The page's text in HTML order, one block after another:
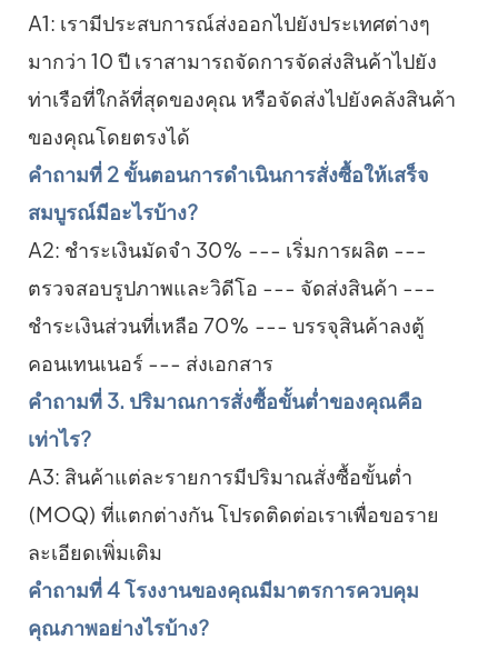
A1: เรามีประสบการณ์ส่งออกไปยังประเทศต่างๆ
มากว่า 10 ปี เราสามารถจัดการจัดส่งสินค้าไปยัง
ท่าเรือที่ใกล้ที่สุดของคุณ หรือจัดส่งไปยังคลังสินค้า
ของคุณโดยตรงได้
คำถามที่ 2 ขั้นตอนการดำเนินการสั่งซื้อให้เสร็จ
สมบูรณ์มีอะไรบ้าง?
A2: ชำระเงินมัดจำ 30% --- เริ่มการผลิต ---
ตรวจสอบรูปภาพและวิดีโอ --- จัดส่งสินค้า ---
ชำระเงินส่วนที่เหลือ 70% --- บรรจุสินค้าลงตู้
คอนเทนเนอร์ --- ส่งเอกสาร
คำถามที่ 3. ปริมาณการสั่งซื้อขั้นต่ำของคุณคือ
เท่าไร?
A3: สินค้าแต่ละรายการมีปริมาณสั่งซื้อขั้นต่ำ
(MOQ) ที่แตกต่างกัน โปรดติดต่อเราเพื่อขอราย
ละเอียดเพิ่มเติม
คำถามที่ 4 โรงงานของคุณมีมาตรการควบคุม
คุณภาพอย่างไรบ้าง?